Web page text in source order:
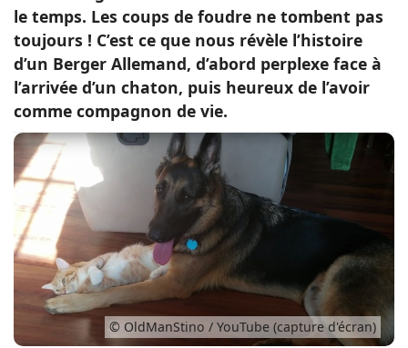
Sauvetages
Conso
le temps. Les coups de foudre ne tombent pas
toujours ! C’est ce que nous révèle l’histoire
d’un Berger Allemand, d’abord perplexe face à
l’arrivée d’un chaton, puis heureux de l’avoir
comme compagnon de vie.
© OldManStino / YouTube (capture d'écran)